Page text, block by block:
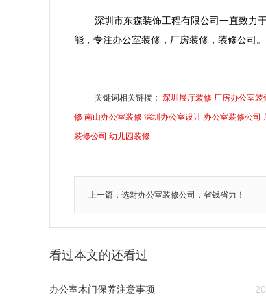
深圳市东森装饰工程有限公司一直致力
能，专注办公室装修，厂房装修，装修公司。
关键词相关链接： 深圳展厅装修 厂房办公室装
修 南山办公室装修 深圳办公室设计 办公室装修公司
装修公司 幼儿园装修
上一篇：选对办公室装修公司，省钱省力！
看过本文的还看过
办公室木门保养注意事项